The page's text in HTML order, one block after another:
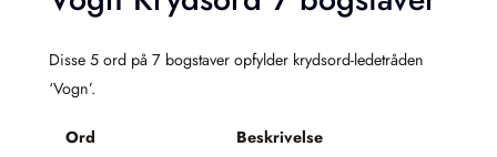
Disse 5 ord på 7 bogstaver opfylder krydsord-ledetråden
‘Vogn’.
Ord Beskrivelse